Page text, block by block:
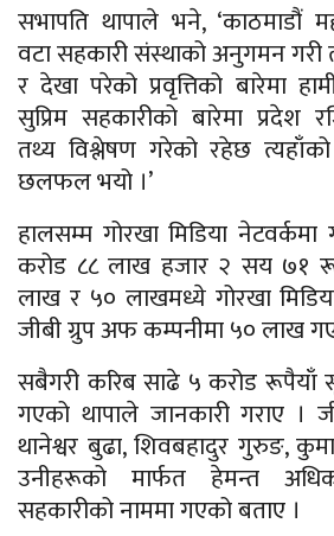
सभापति थापाले भने, ‘काठमाडौं
वटा सहकारी संस्थाको अनुगमन गरी
र देखा परेको प्रवृत्तिको बारेमा
सुप्रिम सहकारीको बारेमा प्रदेश
तथ्य विश्लेषण गरेको रहेछ
छलफल भयो ।’
हालसम्म गोरखा मिडिया
करोड ८८ लाख हजार २ सय ७१
लाख र ५० लाखमध्ये गोरखा
जीबी ग्रुप अफ कम्पनीमा ५० लाख
सबैगरी करिब साढे ५ करोड रूपैयाँ
गएको थापाले जानकारी गराए ।
थानेश्वर बुढा, शिवबहादुर गुरुङ,
उनीहरूको मार्फत हेमन्त
सहकारीको नाममा गएको बताए ।